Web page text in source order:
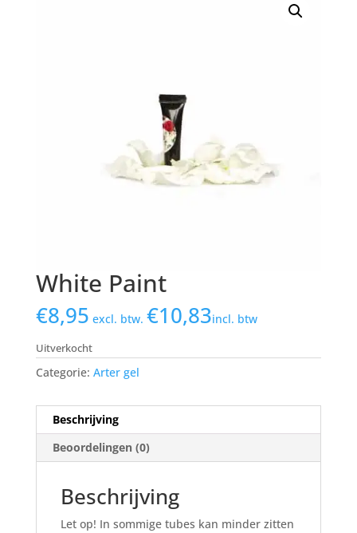
White Paint
€8,95 excl. btw. €10,83incl. btw
Uitverkocht
Categorie: Arter gel
Beschrijving
Beoordelingen (0)
Beschrijving
Let op! In sommige tubes kan minder zitten